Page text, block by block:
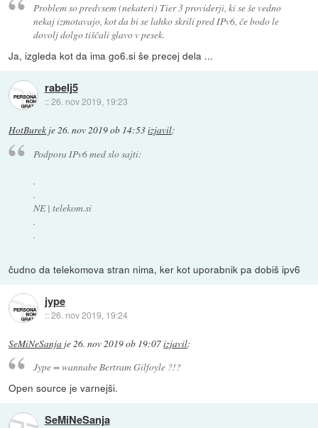
Problem so predvsem (nekateri) Tier 3 providerji, ki se še vedno
nekaj izmotavajo, kot da bi se lahko skrili pred IPv6, če bodo le
dovolj dolgo tiščali glavo v pesek.
Ja, izgleda kot da ima go6.si še precej dela ...
rabelj5
::26. nov 2019, 19:23
HotBurek je26. nov 2019 ob 14:53izjavil:
Podpora IPv6 med slo sajti:
.
.
NE | telekom.si
.
.
čudno da telekomova stran nima, ker kot uporabnik pa dobiš ipv6
jype
::26. nov 2019, 19:24
SeMiNeSanja je 26. nov 2019 ob 19:07izjavil:
Jype = wannabe Bertram Gilfoyle ?!?
Open source je varnejši.
SeMiNeSanja